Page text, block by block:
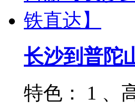
长沙到普陀
特色： 1 、